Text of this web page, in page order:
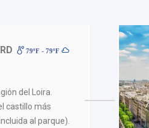
79ºF - 79ºF
del Loira.
castillo más
al parque).